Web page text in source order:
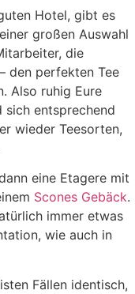
Hotel, gibt es
großen Auswahl
die
den perfekten Tee
Also ruhig Eure
sich entsprechend
wieder Teesorten,
eine Etagere mit
Scones Gebäck.
immer etwas
wie auch in
Fällen identisch,